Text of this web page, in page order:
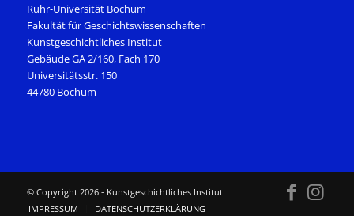
Ruhr-Universität Bochum
Fakultät für Geschichtswissenschaften
Kunstgeschichtliches Institut
Gebäude GA 2/160, Fach 170
Universitätsstr. 150
44780 Bochum
© Copyright 2026 - Kunstgeschichtliches Institut
IMPRESSUM
DATENSCHUTZERKLÄRUNG